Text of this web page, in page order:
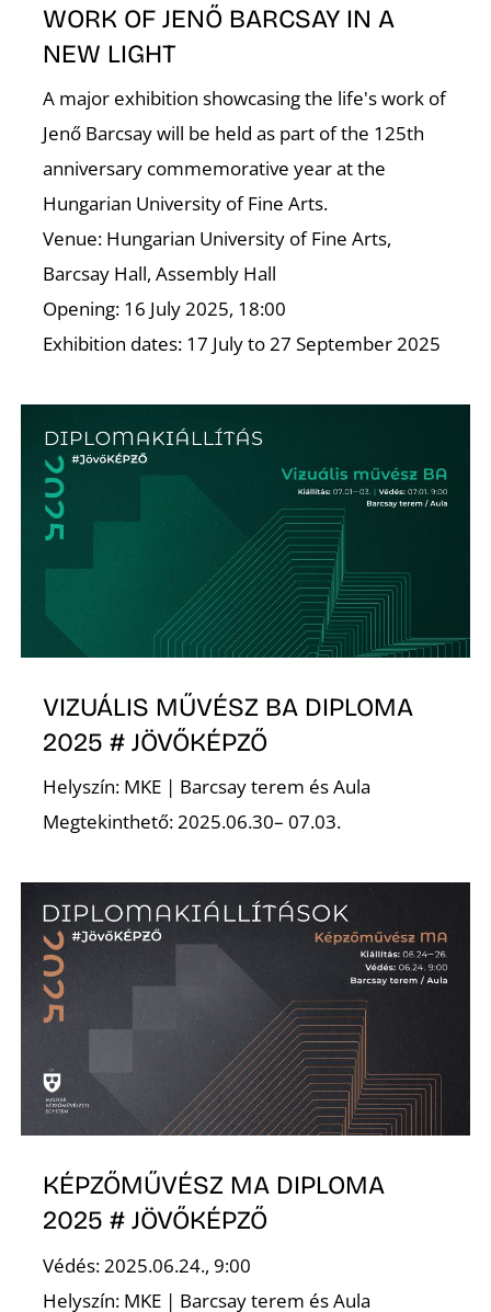
WORK OF JENŐ BARCSAY IN A
NEW LIGHT
A major exhibition showcasing the life's work of
Jenő Barcsay will be held as part of the 125th
anniversary commemorative year at the
Hungarian University of Fine Arts.
Venue: Hungarian University of Fine Arts,
Barcsay Hall, Assembly Hall
Opening: 16 July 2025, 18:00
Exhibition dates: 17 July to 27 September 2025
VIZUÁLIS MŰVÉSZ BA DIPLOMA
2025 # JÖVŐKÉPZŐ
Helyszín: MKE | Barcsay terem és Aula
Megtekinthető: 2025.06.30– 07.03.
KÉPZŐMŰVÉSZ MA DIPLOMA
2025 # JÖVŐKÉPZŐ
Védés: 2025.06.24., 9:00
Helyszín: MKE | Barcsay terem és Aula